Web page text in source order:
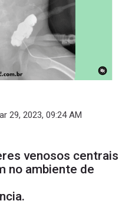
29, 2023, 09:24 AM
venosos centrais
no ambiente de